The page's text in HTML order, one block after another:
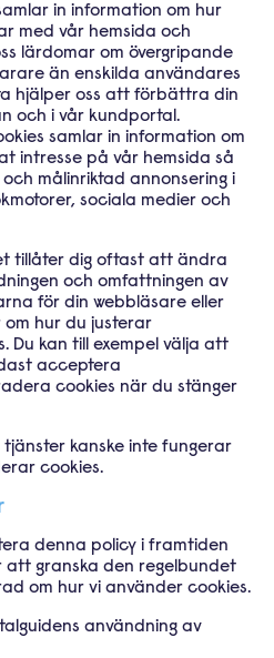
in information om hur
med vår hemsida och
lärdomar om övergripande
än enskilda användares
hjälper oss att förbättra din
och i vår kundportal.
samlar in information om
intresse på vår hemsida så
målinriktad annonsering i
sociala medier och
tillåter dig oftast att ändra
och omfattningen av
för din webbläsare eller
hur du justerar
Du kan till exempel välja att
acceptera
cookies när du stänger
kanske inte fungerar
cookies.
denna policy i framtiden
granska den regelbundet
om hur vi använder cookies.
användning av